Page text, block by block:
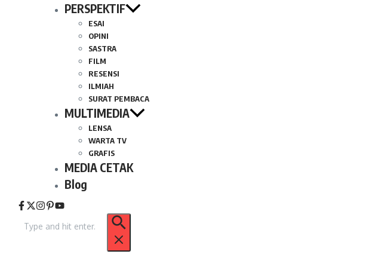
PERSPEKTIF
ESAI
OPINI
SASTRA
FILM
RESENSI
ILMIAH
SURAT PEMBACA
MULTIMEDIA
LENSA
WARTA TV
GRAFIS
MEDIA CETAK
Blog
untuk: